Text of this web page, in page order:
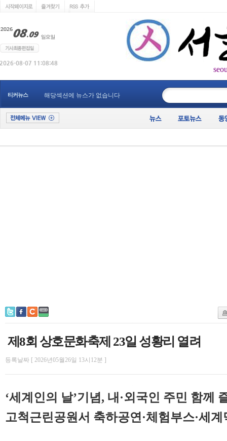
티커뉴스 해당섹션에 뉴스가 없습니다
제8회 상호문화축제 23일 성황리 열려
등록날짜 [ 2026년05월26일 13시12분 ]
‘세계인의 날’기념, 내·외국인 주민 함께
고척근린공원서 축하공연·체험부스·세